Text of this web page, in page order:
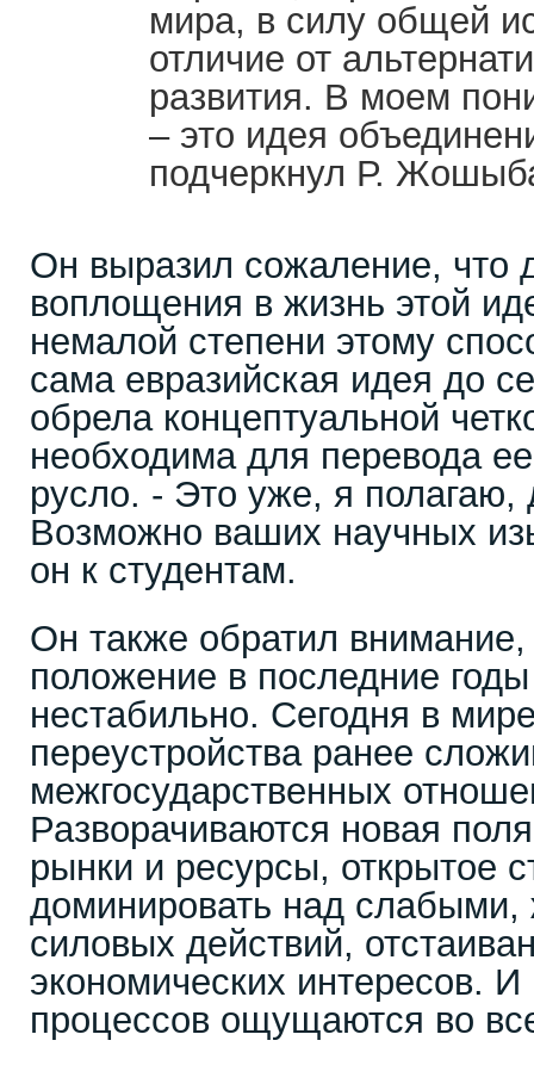
мира, в силу общей
отличие от
развития. В моем
– это идея
подчеркнул Р.
Он выразил сожаление, что
воплощения в жизнь этой
немалой степени этому
сама евразийская идея до
обрела концептуальной
необходима для перевода
русло. - Это уже, я полагаю,
Возможно ваших научных
он к студентам.
Он также обратил
положение в последние
нестабильно. Сегодня в
переустройства ранее
межгосударственных
Разворачиваются новая
рынки и ресурсы, открытое
доминировать над слабыми,
силовых действий,
экономических интересов. И
процессов ощущаются во